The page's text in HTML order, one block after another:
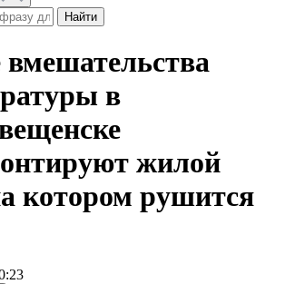
Найти
в
жилой
котором рушится